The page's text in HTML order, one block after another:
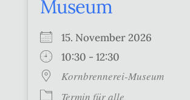
Museum
15. November 2026
10:30 - 12:30
Kornbrennerei-Museum
Termin für alle